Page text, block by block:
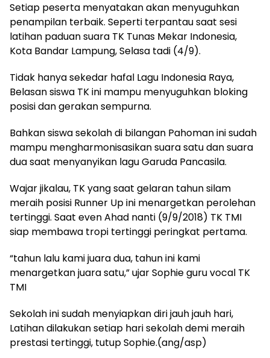
Setiap peserta menyatakan akan menyuguhkan
penampilan terbaik. Seperti terpantau saat sesi
latihan paduan suara TK Tunas Mekar Indonesia,
Kota Bandar Lampung, Selasa tadi (4/9).
Tidak hanya sekedar hafal Lagu Indonesia Raya,
Belasan siswa TK ini mampu menyuguhkan bloking
posisi dan gerakan sempurna.
Bahkan siswa sekolah di bilangan Pahoman ini sudah
mampu mengharmonisasikan suara satu dan suara
dua saat menyanyikan lagu Garuda Pancasila.
Wajar jikalau, TK yang saat gelaran tahun silam
meraih posisi Runner Up ini menargetkan perolehan
tertinggi. Saat even Ahad nanti (9/9/2018) TK TMI
siap membawa tropi tertinggi peringkat pertama.
“tahun lalu kami juara dua, tahun ini kami
menargetkan juara satu,” ujar Sophie guru vocal TK
TMI
Sekolah ini sudah menyiapkan diri jauh jauh hari,
Latihan dilakukan setiap hari sekolah demi meraih
prestasi tertinggi, tutup Sophie.(ang/asp)